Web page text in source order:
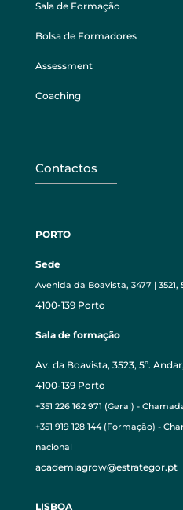
Sala de Formação
Bolsa de Formadores
Assessment
Coaching
Contactos
PORTO
Sede
Avenida da Boavista, 3477 | 3521,
4100-139 Porto
Sala de formação
Av. da Boavista, 3523, 5º.
4100-139 Porto
+351 226 162 971 (Geral) -
+351 919 128 144 (Formação) -
nacional
academiagrow@estrategor.pt
LISBOA